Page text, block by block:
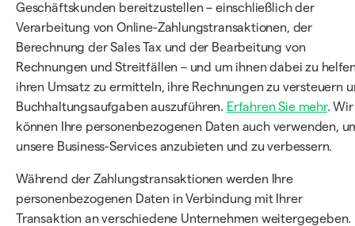
Geschäftskunden bereitzustellen – einschließlich der
Verarbeitung von Online-Zahlungstransaktionen, der
Berechnung der Sales Tax und der Bearbeitung von
Rechnungen und Streitfällen – und um ihnen dabei zu
ihren Umsatz zu ermitteln, ihre Rechnungen zu versteuern
Buchhaltungsaufgaben auszuführen. Erfahren Sie mehr. Wir
können Ihre personenbezogenen Daten auch verwenden,
unsere Business-Services anzubieten und zu verbessern.
Während der Zahlungstransaktionen werden Ihre
personenbezogenen Daten in Verbindung mit Ihrer
Transaktion an verschiedene Unternehmen weitergegeben.